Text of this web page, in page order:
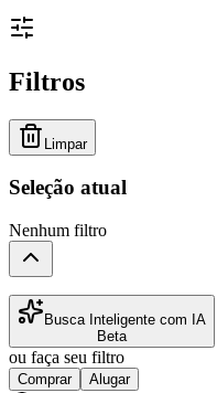
Filtros
Limpar
Seleção atual
Nenhum filtro
Busca Inteligente com IA
Beta
ou faça seu filtro
Comprar Alugar